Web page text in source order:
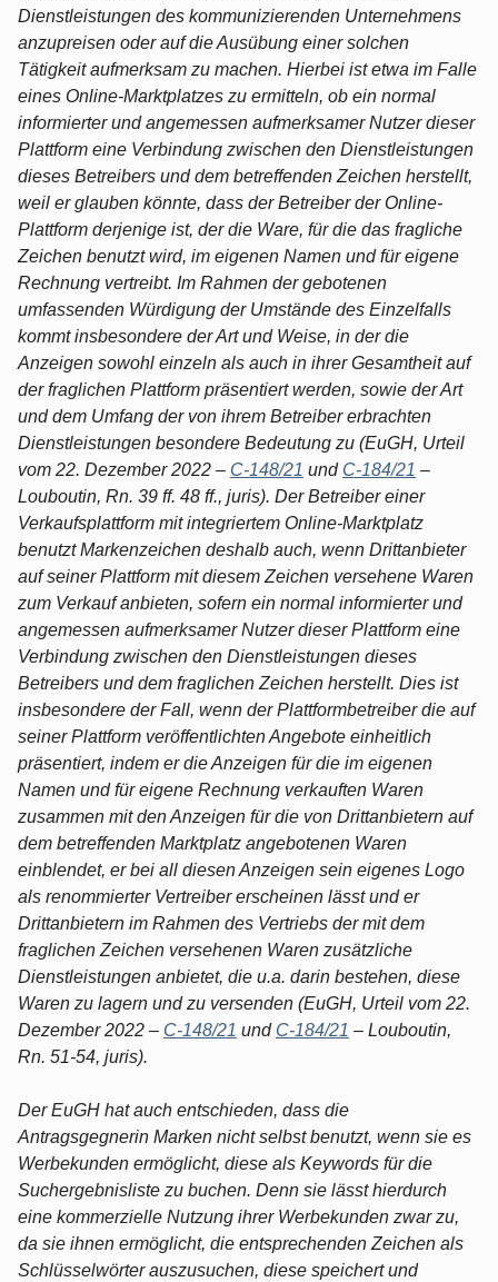
Dienstleistungen des kommunizierenden Unternehmens
anzupreisen oder auf die Ausübung einer solchen
Tätigkeit aufmerksam zu machen. Hierbei ist etwa im Falle
eines Online-Marktplatzes zu ermitteln, ob ein normal
informierter und angemessen aufmerksamer Nutzer dieser
Plattform eine Verbindung zwischen den Dienstleistungen
dieses Betreibers und dem betreffenden Zeichen herstellt,
weil er glauben könnte, dass der Betreiber der Online-
Plattform derjenige ist, der die Ware, für die das fragliche
Zeichen benutzt wird, im eigenen Namen und für eigene
Rechnung vertreibt. Im Rahmen der gebotenen
umfassenden Würdigung der Umstände des Einzelfalls
kommt insbesondere der Art und Weise, in der die
Anzeigen sowohl einzeln als auch in ihrer Gesamtheit auf
der fraglichen Plattform präsentiert werden, sowie der Art
und dem Umfang der von ihrem Betreiber erbrachten
Dienstleistungen besondere Bedeutung zu (EuGH, Urteil
vom 22. Dezember 2022 – C-148/21 und C-184/21 –
Louboutin, Rn. 39 ff. 48 ff., juris). Der Betreiber einer
Verkaufsplattform mit integriertem Online-Marktplatz
benutzt Markenzeichen deshalb auch, wenn Drittanbieter
auf seiner Plattform mit diesem Zeichen versehene Waren
zum Verkauf anbieten, sofern ein normal informierter und
angemessen aufmerksamer Nutzer dieser Plattform eine
Verbindung zwischen den Dienstleistungen dieses
Betreibers und dem fraglichen Zeichen herstellt. Dies ist
insbesondere der Fall, wenn der Plattformbetreiber die auf
seiner Plattform veröffentlichten Angebote einheitlich
präsentiert, indem er die Anzeigen für die im eigenen
Namen und für eigene Rechnung verkauften Waren
zusammen mit den Anzeigen für die von Drittanbietern auf
dem betreffenden Marktplatz angebotenen Waren
einblendet, er bei all diesen Anzeigen sein eigenes Logo
als renommierter Vertreiber erscheinen lässt und er
Drittanbietern im Rahmen des Vertriebs der mit dem
fraglichen Zeichen versehenen Waren zusätzliche
Dienstleistungen anbietet, die u.a. darin bestehen, diese
Waren zu lagern und zu versenden (EuGH, Urteil vom 22.
Dezember 2022 – C-148/21 und C-184/21 – Louboutin,
Rn. 51-54, juris).
Der EuGH hat auch entschieden, dass die
Antragsgegnerin Marken nicht selbst benutzt, wenn sie es
Werbekunden ermöglicht, diese als Keywords für die
Suchergebnisliste zu buchen. Denn sie lässt hierdurch
eine kommerzielle Nutzung ihrer Werbekunden zwar zu,
da sie ihnen ermöglicht, die entsprechenden Zeichen als
Schlüsselwörter auszusuchen, diese speichert und